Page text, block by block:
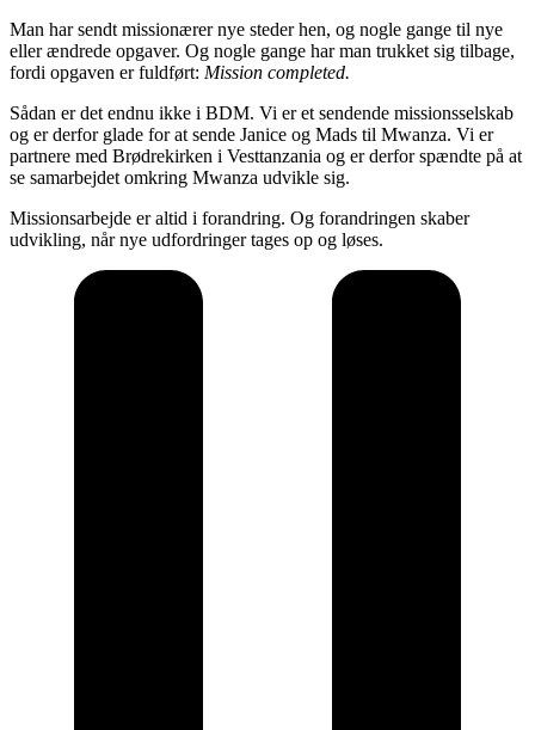
Man har sendt missionærer nye steder hen, og nogle gange til nye
eller ændrede opgaver. Og nogle gange har man trukket sig tilbage,
fordi opgaven er fuldført: Mission completed.
Sådan er det endnu ikke i BDM. Vi er et sendende missionsselskab
og er derfor glade for at sende Janice og Mads til Mwanza. Vi er
partnere med Brødrekirken i Vesttanzania og er derfor spændte på at
se samarbejdet omkring Mwanza udvikle sig.
Missionsarbejde er altid i forandring. Og forandringen skaber
udvikling, når nye udfordringer tages op og løses.